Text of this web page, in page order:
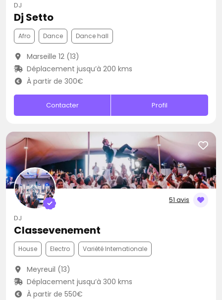
DJ
Dj Setto
Afro Dance Dance hall
Marseille 12 (13)
Déplacement jusqu’à 200 kms
À partir de 300€
Contacter Profil
51 avis
DJ
Classevenement
House Electro Variété Internationale
Meyreuil (13)
Déplacement jusqu’à 300 kms
À partir de 550€